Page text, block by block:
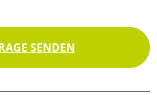
SENDEN